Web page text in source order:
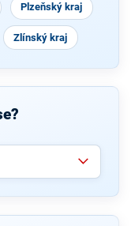
Plzeňský kraj
Zlínský kraj